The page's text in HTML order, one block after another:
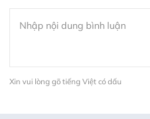
Xin vui lòng gõ tiếng Việt có dấu